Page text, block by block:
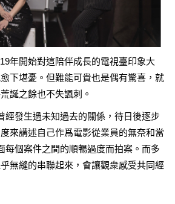
年開始對這陪伴成長的電視臺印象大
下堪憂。但難能可貴也是偶有驚喜，就
誕之餘也不失諷刺。
經發生過未知過去的關係，待日後逐步
來講述自己作爲電影從業員的無奈和當
個案件之間的順暢過度而拍案。而多
無縫的串聯起來，會讓觀衆感受共同經